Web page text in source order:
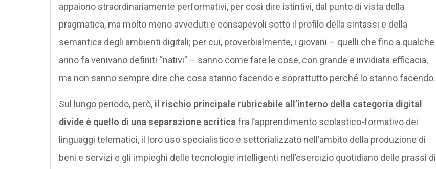
appaiono straordinariamente performativi, per così dire istintivi, dal punto di vista della
pragmatica, ma molto meno avveduti e consapevoli sotto il profilo della sintassi e della
semantica degli ambienti digitali; per cui, proverbialmente, i giovani – quelli che fino a qualche
anno fa venivano definiti “nativi” – sanno come fare le cose, con grande e invidiata efficacia,
ma non sanno sempre dire che cosa stanno facendo e soprattutto perché lo stanno facendo.
Sul lungo periodo, però, il rischio principale rubricabile all’interno della categoria digital
divide è quello di una separazione acritica fra l’apprendimento scolastico-formativo dei
linguaggi telematici, il loro uso specialistico e settorializzato nell’ambito della produzione di
beni e servizi e gli impieghi delle tecnologie intelligenti nell’esercizio quotidiano delle prassi di